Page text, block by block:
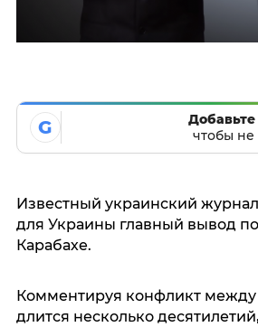
G
Добавьте
чтобы не
Известный украинский
для Украины главный вывод
Карабахе.
Комментируя конфликт
длится несколько